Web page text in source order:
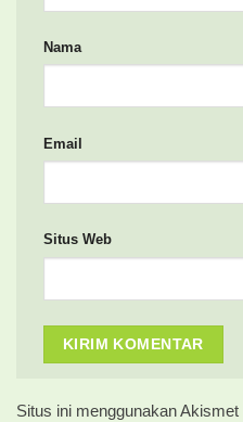
Nama
Email
Situs Web
Situs ini menggunakan